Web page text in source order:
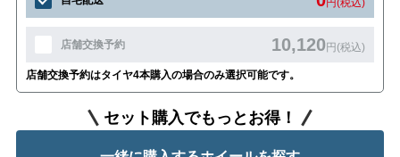
円(税込)
店舗交換予約 10,120円(税込)
店舗交換予約はタイヤ4本購入の場合のみ選択可能です。
セット購入でもっとお得！